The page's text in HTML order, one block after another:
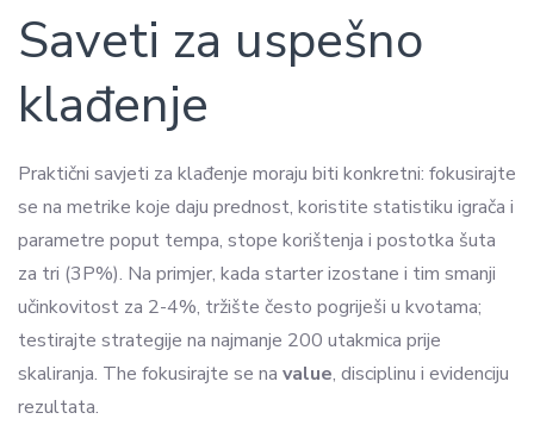
Saveti za uspešno
klađenje
Praktični savjeti za klađenje moraju biti konkretni: fokusirajte
se na metrike koje daju prednost, koristite statistiku igrača i
parametre poput tempa, stope korištenja i postotka šuta
za tri (3P%). Na primjer, kada starter izostane i tim smanji
učinkovitost za 2-4%, tržište često pogriješi u kvotama;
testirajte strategije na najmanje 200 utakmica prije
skaliranja. The fokusirajte se na value, disciplinu i evidenciju
rezultata.